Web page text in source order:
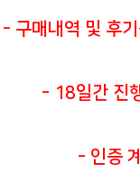
- 구매내역 및 후
- 18일간 진
- 인증